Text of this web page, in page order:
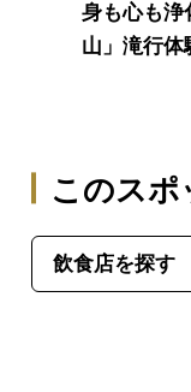
身も心も浄
山」滝行体
このスポ
飲食店を探す